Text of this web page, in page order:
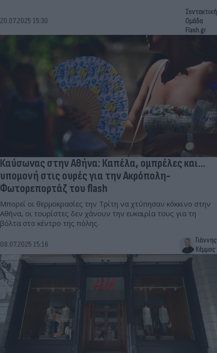
20.07.2025 15:30
Συντακτική
Ομάδα
Flash.gr
Καύσωνας στην Αθήνα: Καπέλα, ομπρέλες και…
υπομονή στις ουρές για την Ακρόπολη-
Φωτορεπορτάζ του flash
Μπορεί οι θερμοκρασίες την Τρίτη να χτύπησαν κόκκινο στην
Αθήνα, οι τουρίστες δεν χάνουν την ευκαιρία τους για τη
βόλτα στο κέντρο της πόλης.
08.07.2025 15:16
Γιάννης
Κέμμος